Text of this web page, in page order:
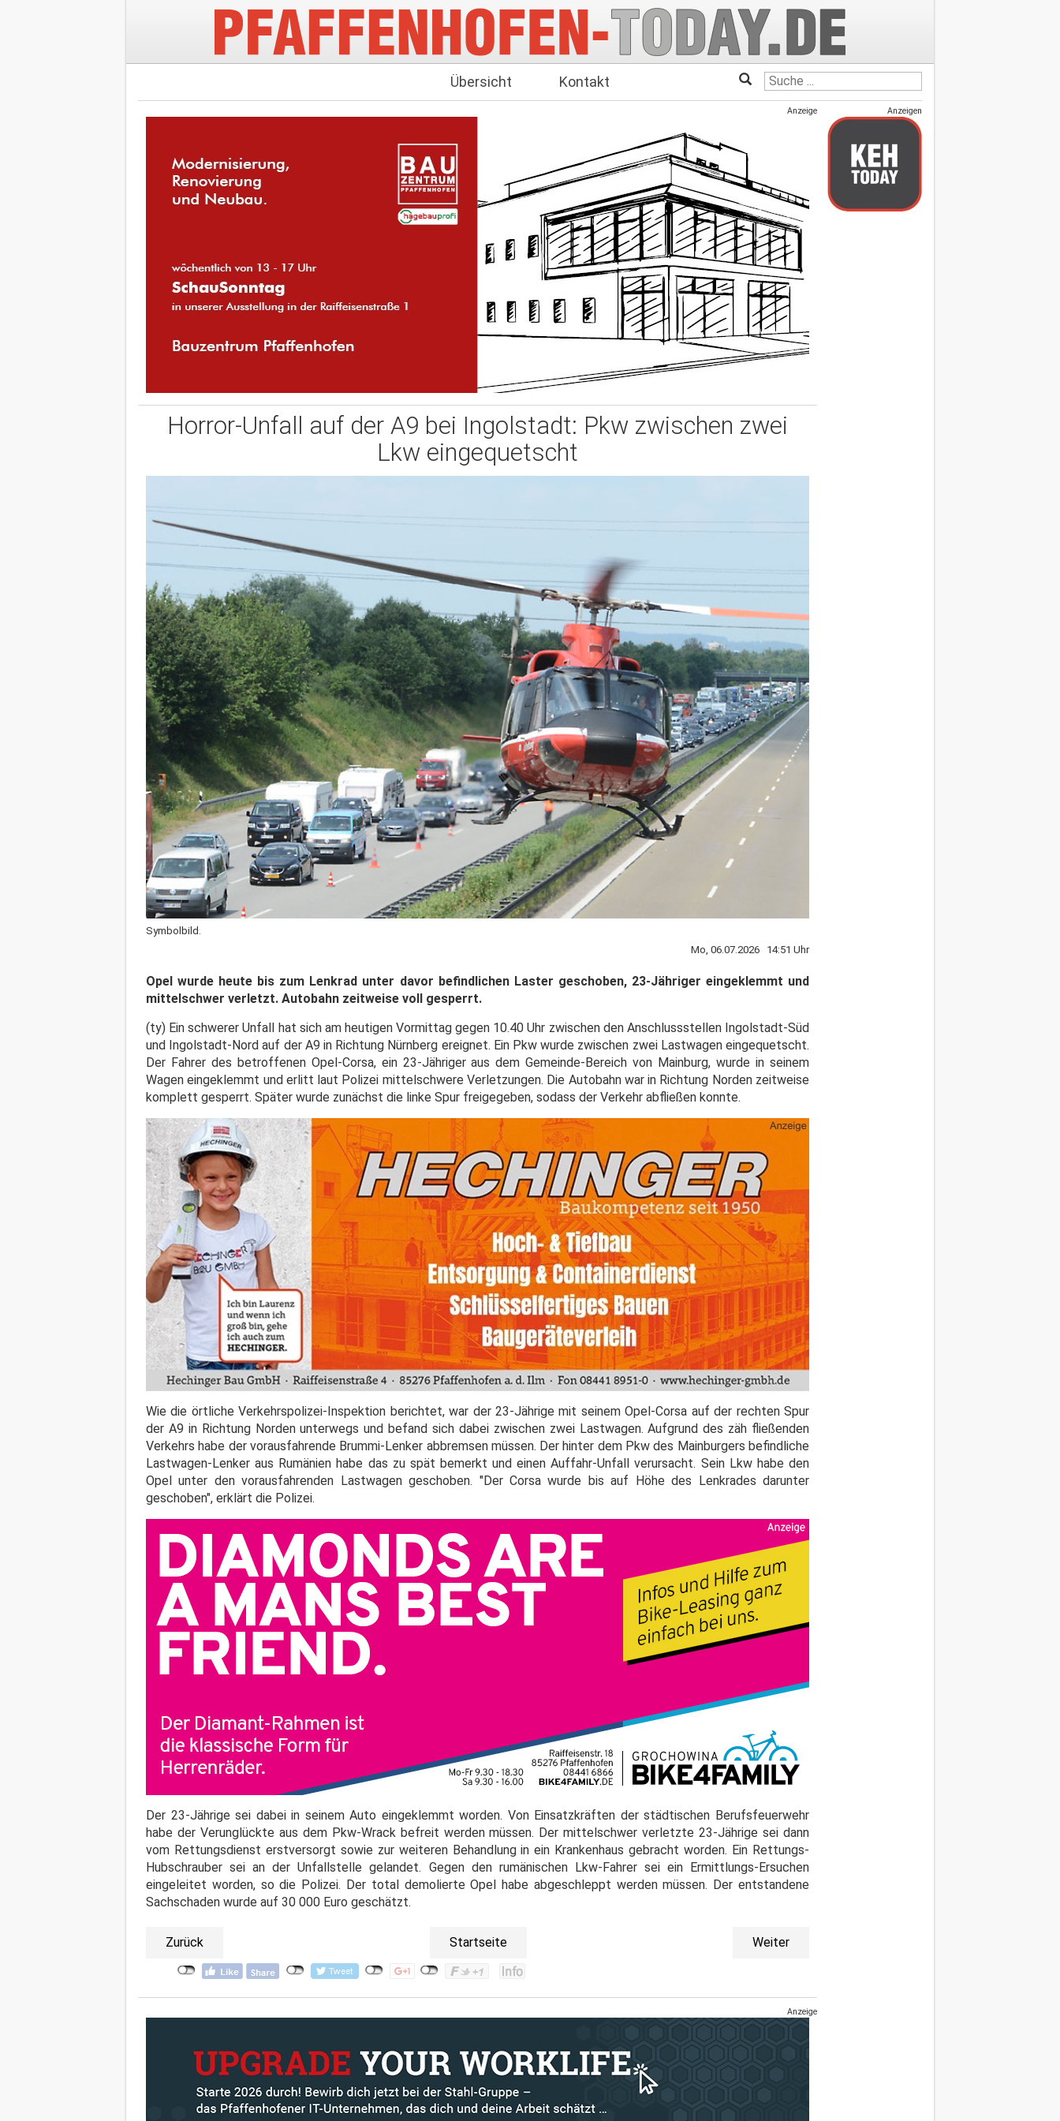
Übersicht Kontakt
Anzeige
Horror-Unfall auf der A9 bei Ingolstadt: Pkw zwischen zwei
Lkw eingequetscht
Symbolbild.
Mo, 06.07.2026 14:51 Uhr
Opel wurde heute bis zum Lenkrad unter davor befindlichen Laster geschoben, 23-Jähriger eingeklemmt und
mittelschwer verletzt. Autobahn zeitweise voll gesperrt.
(ty) Ein schwerer Unfall hat sich am heutigen Vormittag gegen 10.40 Uhr zwischen den Anschlussstellen Ingolstadt-Süd
und Ingolstadt-Nord auf der A9 in Richtung Nürnberg ereignet. Ein Pkw wurde zwischen zwei Lastwagen eingequetscht.
Der Fahrer des betroffenen Opel-Corsa, ein 23-Jähriger aus dem Gemeinde-Bereich von Mainburg, wurde in seinem
Wagen eingeklemmt und erlitt laut Polizei mittelschwere Verletzungen. Die Autobahn war in Richtung Norden zeitweise
komplett gesperrt. Später wurde zunächst die linke Spur freigegeben, sodass der Verkehr abfließen konnte.
Wie die örtliche Verkehrspolizei-Inspektion berichtet, war der 23-Jährige mit seinem Opel-Corsa auf der rechten Spur
der A9 in Richtung Norden unterwegs und befand sich dabei zwischen zwei Lastwagen. Aufgrund des zäh fließenden
Verkehrs habe der vorausfahrende Brummi-Lenker abbremsen müssen. Der hinter dem Pkw des Mainburgers befindliche
Lastwagen-Lenker aus Rumänien habe das zu spät bemerkt und einen Auffahr-Unfall verursacht. Sein Lkw habe den
Opel unter den vorausfahrenden Lastwagen geschoben. "Der Corsa wurde bis auf Höhe des Lenkrades darunter
geschoben", erklärt die Polizei.
Der 23-Jährige sei dabei in seinem Auto eingeklemmt worden. Von Einsatzkräften der städtischen Berufsfeuerwehr
habe der Verunglückte aus dem Pkw-Wrack befreit werden müssen. Der mittelschwer verletzte 23-Jährige sei dann
vom Rettungsdienst erstversorgt sowie zur weiteren Behandlung in ein Krankenhaus gebracht worden. Ein Rettungs-
Hubschrauber sei an der Unfallstelle gelandet. Gegen den rumänischen Lkw-Fahrer sei ein Ermittlungs-Ersuchen
eingeleitet worden, so die Polizei. Der total demolierte Opel habe abgeschleppt werden müssen. Der entstandene
Sachschaden wurde auf 30 000 Euro geschätzt.
Zurück Startseite Weiter
Anzeige
Anzeigen